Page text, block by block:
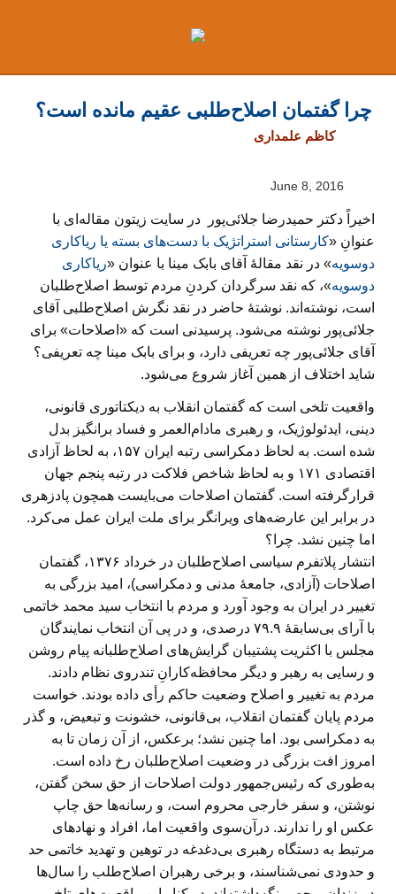
چرا گفتمان اصلاح‌طلبی عقیم مانده است؟
کاظم علمداری
June 8, 2016
اخیراً دکتر حمیدرضا جلائی‌پور در سایت زیتون مقاله‌ای با
عنوانِ «کارستانی استراتژیک با دست‌های بسته یا ریاکاری
دوسویه» در نقد مقالهٔ آقای بابک مینا با عنوان «ریاکاری
دوسویه»، که نقد سرگردان کردنِ مردم توسط اصلاح‌طلبان
است، نوشته‌اند. نوشتهٔ حاضر در نقد نگرش اصلاح‌طلبی آقای
جلائی‌پور نوشته می‌شود. پرسیدنی است که «اصلاحات» برای
آقای جلائی‌پور چه تعریفی دارد، و برای بابک مینا چه تعریفی؟
شاید اختلاف از همین آغاز شروع می‌شود.
واقعیت تلخی است که گفتمان انقلاب به دیکتاتوری قانونی،
دینی، ایدئولوژیک، و رهبری مادام‌العمر و فساد برانگیز بدل
شده است. به لحاظ دمکراسی رتبه ایران ۱۵۷، به لحاظ آزادی
اقتصادی ۱۷۱ و به لحاظ شاخص فلاکت در رتبه پنجم جهان
قرارگرفته است. گفتمان اصلاحات می‌بایست همچون پادزهری
در برابر این عارضه‌های ویرانگر برای ملت ایران عمل می‌کرد.
اما چنین نشد. چرا؟
انتشار پلاتفرم سیاسی اصلاح‌طلبان در خرداد ۱۳۷۶، گفتمان
اصلاحات (آزادی، جامعهٔ مدنی و دمکراسی)، امید بزرگی به
تغییر در ایران به وجود آورد و مردم با انتخاب سید محمد خاتمی
با آرای بی‌سابقهٔ ۷۹.۹ درصدی، و در پی آن انتخاب نمایندگان
مجلس با اکثریت پشتیبان گرایش‌های اصلاح‌طلبانه پیام روشن
و رسایی به رهبر و دیگر محافظه‌کارانِ تندروی نظام دادند.
مردم به تغییر و اصلاح وضعیت حاکم رأی داده بودند. خواست
مردم پایان گفتمان انقلاب، بی‌قانونی، خشونت و تبعیض، و گذر
به دمکراسی بود. اما چنین نشد؛ برعکس، از آن زمان تا به
امروز افت بزرگی در وضعیت اصلاح‌طلبان رخ داده است.
به‌طوری که رئیس‌جمهور دولت اصلاحات از حق سخن گفتن،
نوشتن، و سفر خارجی محروم است، و رسانه‌ها حق چاپ
عکس او را ندارند. درآن‌سوی واقعیت اما، افراد و نهادهای
مرتبط به دستگاه رهبری بی‌دغدغه در توهین و تهدید خاتمی حد
و حدودی نمی‌شناسند، و برخی رهبران اصلاح‌طلب را سال‌ها